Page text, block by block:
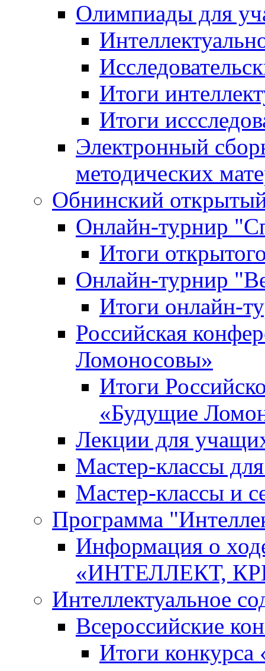
Олимпиады для
Итоги
Итоги
Электронный
методических
Обнинский
Онлайн-турнир
Итоги
Онлайн-турнир
Итоги онлайн-
Российская
Ломоносовы»
Итоги
«Будущие
Лекции для
Мастер-классы
Мастер-классы и
Программа
Информация о
«ИНТЕЛЛЕКТ,
Интеллектуальное
Всероссийские
Итоги конкурса